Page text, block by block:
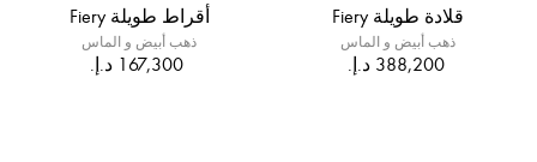
قلادة طويلة Fiery
ذهب أبيض و الماس
‏388,200 د.إ.‏
أقراط طويلة Fiery
ذهب أبيض و الماس